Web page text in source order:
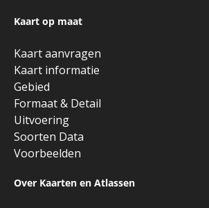
Kaart op maat
Kaart aanvragen
Kaart informatie
Gebied
Formaat & Detail
Uitvoering
Soorten Data
Voorbeelden
Over Kaarten en Atlassen